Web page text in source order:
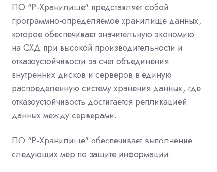
ПО "Р-Хранилище" представляет собой
программно-определяемое хранилище данных,
которое обеспечивает значительную экономию
на СХД при высокой производительности и
отказоустойчивости за счет объединения
внутренних дисков и серверов в единую
распределенную систему хранения данных, где
отказоустойчивость достигается репликацией
данных между серверами.
ПО "Р-Хранилище" обеспечивает выполнение
следующих мер по защите информации: